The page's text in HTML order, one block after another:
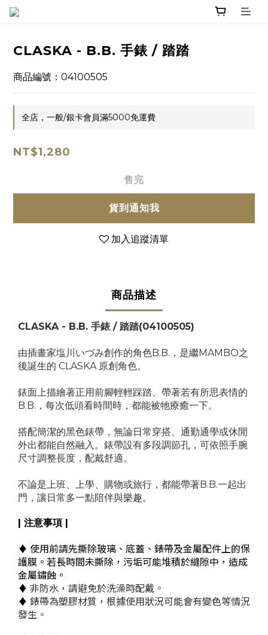
CLASKA - B.B. 手錶 / 踏踏
商品編號：04100505
全店，一般/銀卡會員滿5000免運費
NT$1,280
售完
貨到通知我
加入追蹤清單
商品描述
CLASKA - B.B. 手錶 / 踏踏(04100505)
由插畫家塩川いづみ創作的角色B.B.，是繼MAMBO之
後誕生的 CLASKA 原創角色。
錶面上描繪著正用前腳輕輕踩踏、帶著若有所思表情的
B.B.，每次低頭看時間時，都能被牠療癒一下。
搭配簡潔的黑色錶帶，無論日常穿搭、通勤通學或休閒
外出都能自然融入。錶帶設有多段調節孔，可依照手腕
尺寸調整長度，配戴舒適。
不論是上班、上學、購物或旅行，都能帶著B.B.一起出
門，讓日常多一點陪伴與樂趣。
| 注意事項 |
♦ 使用前請先撕除玻璃、底蓋、錶帶及金屬配件上的保
護膜。若長時間未撕除，污垢可能堆積於縫隙中，造成
金屬鏽蝕。
♦ 非防水，請避免於洗澡時配戴。
♦ 錶帶為塑膠材質，根據使用狀況可能會有變色等情況
發生。